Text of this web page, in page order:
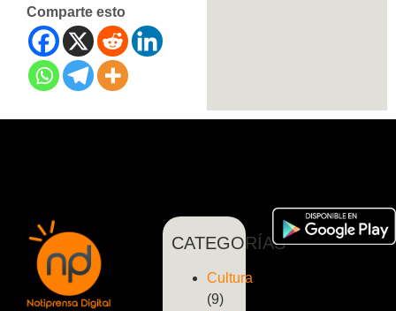
Comparte esto
CATEGORÍAS
Cultura
(9)